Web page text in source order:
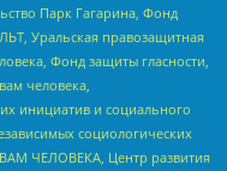
Парк Гагарина, Фонд
Уральская правозащитная
Фонд защиты гласности,
человека,
инициатив и социального
социологических
ЧЕЛОВЕКА, Центр развития